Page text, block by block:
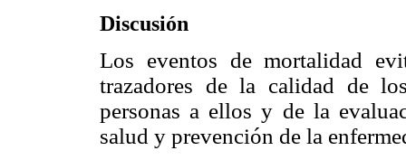
Discusión
Los eventos de mortalidad
trazadores de la calidad de
personas a ellos y de la
salud y prevención de la